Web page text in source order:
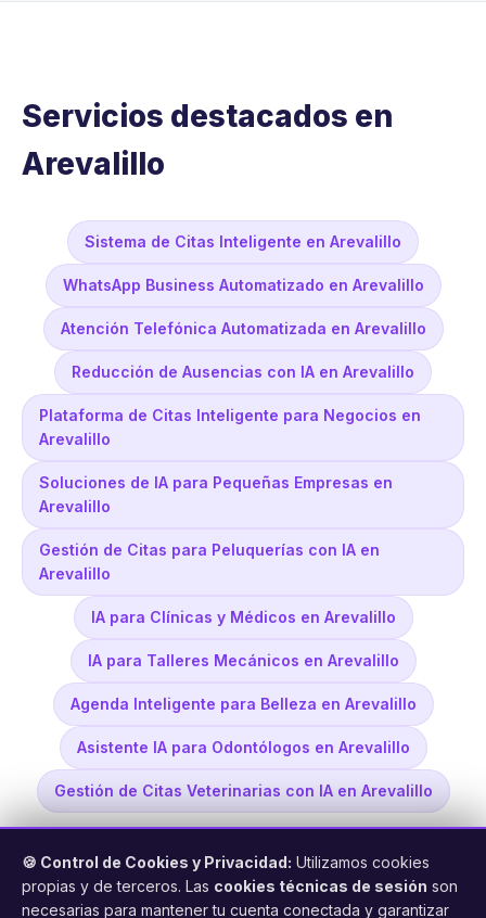
Servicios destacados en
Arevalillo
Sistema de Citas Inteligente en Arevalillo
WhatsApp Business Automatizado en Arevalillo
Atención Telefónica Automatizada en Arevalillo
Reducción de Ausencias con IA en Arevalillo
Plataforma de Citas Inteligente para Negocios en
Arevalillo
Soluciones de IA para Pequeñas Empresas en
Arevalillo
Gestión de Citas para Peluquerías con IA en
Arevalillo
IA para Clínicas y Médicos en Arevalillo
IA para Talleres Mecánicos en Arevalillo
Agenda Inteligente para Belleza en Arevalillo
Asistente IA para Odontólogos en Arevalillo
Gestión de Citas Veterinarias con IA en Arevalillo
🍪 Control de Cookies y Privacidad: Utilizamos cookies
propias y de terceros. Las cookies técnicas de sesión son
necesarias para mantener tu cuenta conectada y garantizar